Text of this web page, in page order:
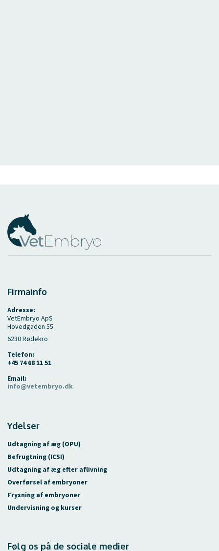
Firmainfo
Adresse:
VetEmbryo ApS
Hovedgaden 55
6230 Rødekro
Telefon:
+45 74 68 11 51
Email:
info@vetembryo.dk
Ydelser
Udtagning af æg (OPU)
Befrugtning (ICSI)
Udtagning af æg efter aflivning
Overførsel af embryoner
Frysning af embryoner
Undervisning og kurser
Følg os på de sociale medier